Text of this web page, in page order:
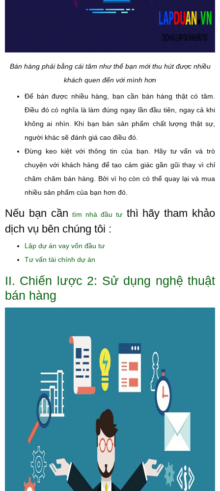
Bán hàng phải bằng cái tâm như thế bạn mới thu hút được nhiều
khách quen đến với mình hơn
Để bán được nhiều hàng, bạn cần bán hàng thật có tâm.
Điều đó có nghĩa là làm đúng ngay lần đầu tiên, ngay cả khi
không ai nhìn. Khi bạn bán sản phẩm chất lượng thật sự,
người khác sẽ đánh giá cao điều đó.
Đừng keo kiệt với thông tin của bạn. Hãy tư vấn và trò
chuyện với khách hàng để tạo cảm giác gần gũi thay vì chỉ
chăm chăm bán hàng. Bởi vì họ còn có thể quay lại và mua
nhiều sản phẩm của bạn hơn đó.
Nếu bạn cầntìm nhà đầu tưthì hãy tham khảo
dịch vụ bên chúng tôi :
Lập dự án vay vốn đầu tư
Tư vấn tài chính dự án
II. Chiến lược 2: Sử dụng nghệ thuật
bán hàng